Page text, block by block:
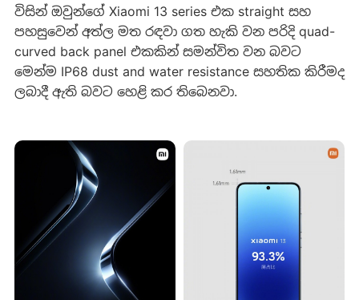
විසින් ඔවුන්ගේ Xiaomi 13 series එක straight සහ
පහසුවෙන් අත්ල මත රඳවා ගත හැකි වන පරිදි quad-
curved back panel එකකින් සමන්විත වන බවට
මෙන්ම IP68 dust and water resistance සහතික කිරීමද
ලබාදී ඇති බවට හෙළි කර තිබෙනවා.